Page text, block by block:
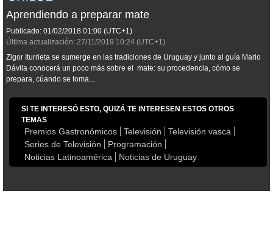
Aprendiendo a preparar mate
Publicado: 01/02/2018 01:00 (UTC+1)
Última actualización: 27/11/2019 10:24 (UTC+1)
Zigor Iturrieta se sumerge en las tradiciones de Uruguay y junto al guía Mario
Dávila conocerá un poco más sobre el mate: su procedencia, cómo se
prepara, cúando se toma...
SI TE INTERESÓ ESTO, QUIZÁ TE INTERESEN ESTOS OTROS
TEMAS
Premios Gastronómicos Televisión
Televisión vasca
Series de Televisión
Programación
Noticias Latinoamérica
Noticias de Uruguay